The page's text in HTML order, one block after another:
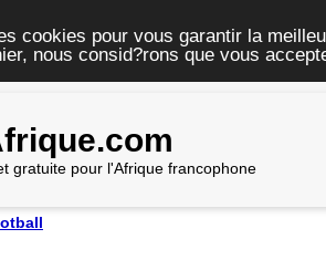
cookies pour vous garantir la
nous consid?rons que vous
gratuite pour l'Afrique francophone